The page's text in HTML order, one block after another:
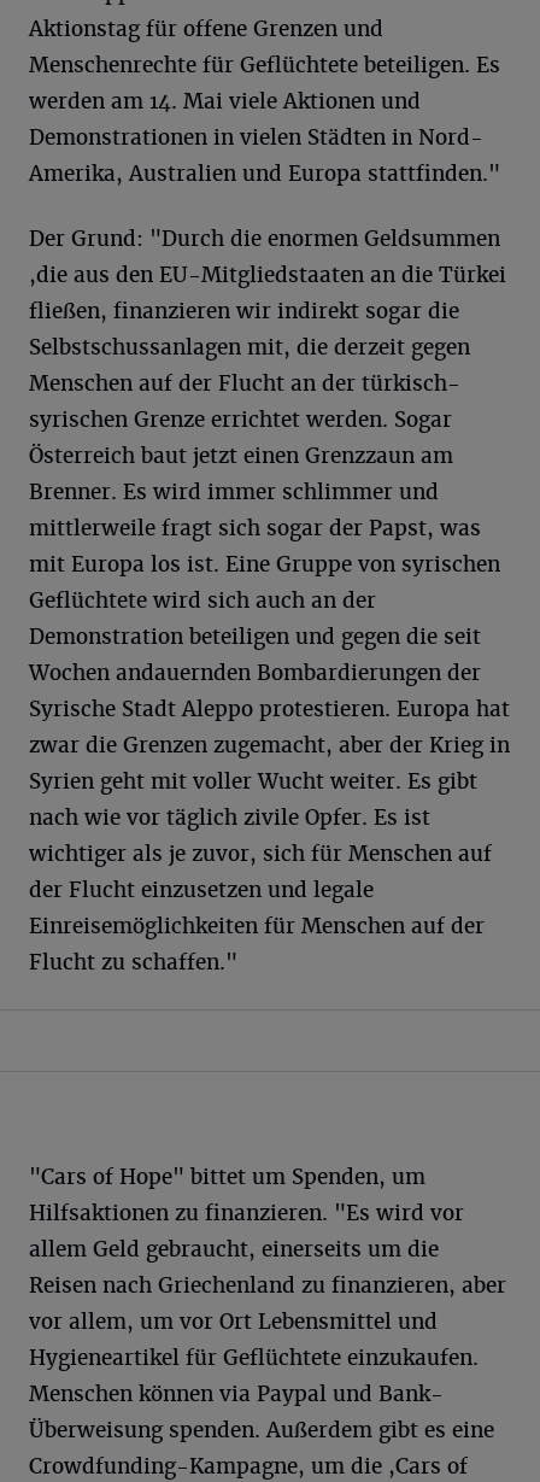
Aktionstag für offene Grenzen und
Menschenrechte für Geflüchtete beteiligen. Es
werden am 14. Mai viele Aktionen und
Demonstrationen in vielen Städten in Nord-
Amerika, Australien und Europa stattfinden."
Der Grund: "Durch die enormen Geldsummen
,die aus den EU-Mitgliedstaaten an die Türkei
fließen, finanzieren wir indirekt sogar die
Selbstschussanlagen mit, die derzeit gegen
Menschen auf der Flucht an der türkisch-
syrischen Grenze errichtet werden. Sogar
Österreich baut jetzt einen Grenzzaun am
Brenner. Es wird immer schlimmer und
mittlerweile fragt sich sogar der Papst, was
mit Europa los ist. Eine Gruppe von syrischen
Geflüchtete wird sich auch an der
Demonstration beteiligen und gegen die seit
Wochen andauernden Bombardierungen der
Syrische Stadt Aleppo protestieren. Europa hat
zwar die Grenzen zugemacht, aber der Krieg in
Syrien geht mit voller Wucht weiter. Es gibt
nach wie vor täglich zivile Opfer. Es ist
wichtiger als je zuvor, sich für Menschen auf
der Flucht einzusetzen und legale
Einreisemöglichkeiten für Menschen auf der
Flucht zu schaffen."
"Cars of Hope" bittet um Spenden, um
Hilfsaktionen zu finanzieren. "Es wird vor
allem Geld gebraucht, einerseits um die
Reisen nach Griechenland zu finanzieren, aber
vor allem, um vor Ort Lebensmittel und
Hygieneartikel für Geflüchtete einzukaufen.
Menschen können via Paypal und Bank-
Überweisung spenden. Außerdem gibt es eine
Crowdfunding-Kampagne, um die ,Cars of